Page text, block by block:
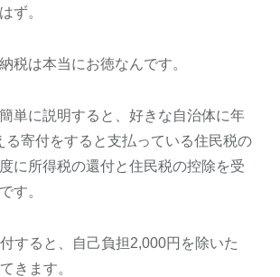
ず。
税は本当にお徳なんです。
単に説明すると、好きな自治体に年
る寄付をすると支払っている住民税の
に所得税の還付と住民税の控除を受
す。
すると、自己負担2,000円を除いた
きます。